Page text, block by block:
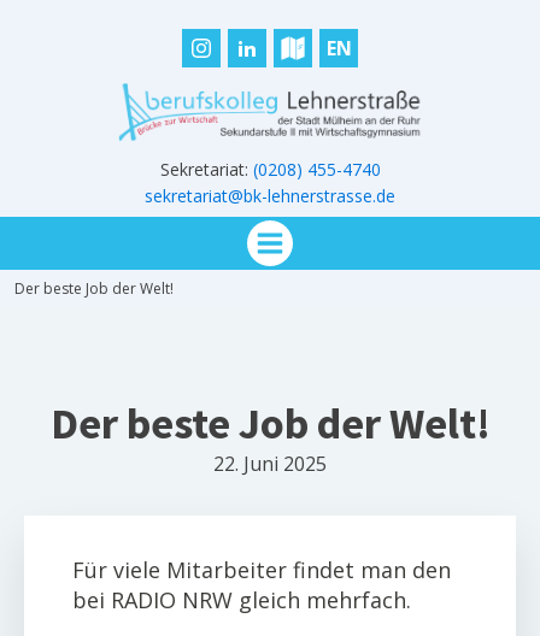
EN
Sekretariat: (0208) 455-4740
sekretariat@bk-lehnerstrasse.de
Der beste Job der Welt!
Der beste Job der Welt!
22. Juni 2025
Für viele Mitarbeiter findet man den
bei RADIO NRW gleich mehrfach.